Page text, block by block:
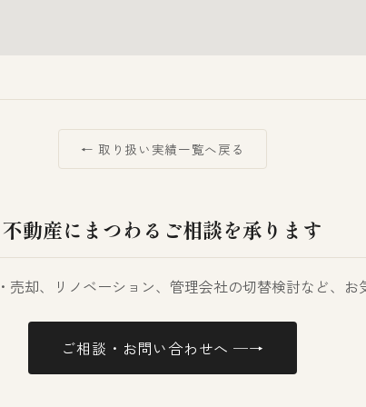
← 取り扱い実績一覧へ戻る
不動産にまつわるご相談を承ります
却、リノベーション、管理会社の切替検討など、お
ご相談・お問い合わせへ ─→